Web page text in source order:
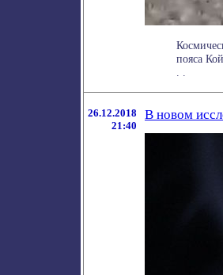
пояса
26.12.2018
21:40
В новом